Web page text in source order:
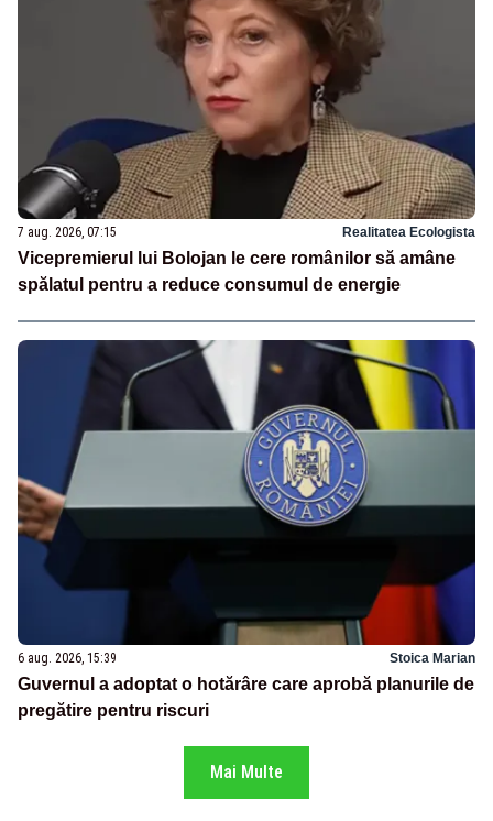
7 aug. 2026, 07:15 Realitatea Ecologista
Vicepremierul lui Bolojan le cere românilor să amâne
spălatul pentru a reduce consumul de energie
6 aug. 2026, 15:39 Stoica Marian
Guvernul a adoptat o hotărâre care aprobă planurile de
pregătire pentru riscuri
Mai Multe